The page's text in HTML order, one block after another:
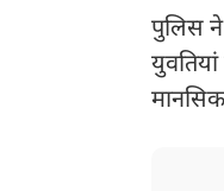
पुलिस ने